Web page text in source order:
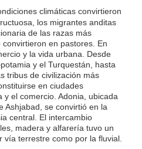
climáticas convirtieron
los migrantes anditas
de las razas más
en pastores. En
y la vida urbana. Desde
y el Turquestán, hasta
tribus de civilización más
en ciudades
el comercio. Adonia, ubicada
Ashjabad, se convirtió en la
central. El intercambio
madera y alfarería tuvo un
vía terrestre como por la fluvial.